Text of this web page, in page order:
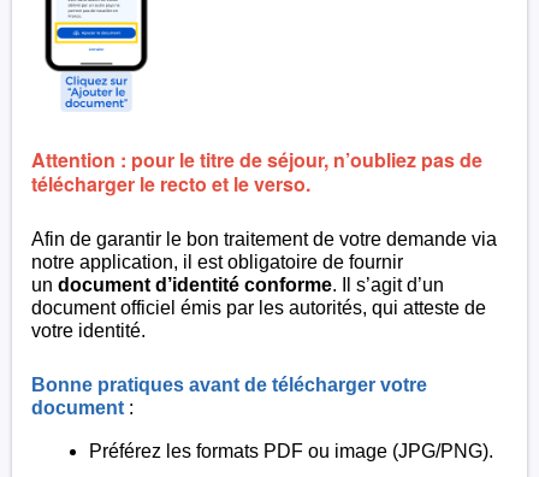
Attention : pour le titre de séjour, n’oubliez pas de
télécharger le recto et le verso.
Afin de garantir le bon traitement de votre demande via
notre application, il est obligatoire de fournir
un document d’identité conforme. Il s’agit d’un
document officiel émis par les autorités, qui atteste de
votre identité.
Bonne pratiques avant de télécharger votre
document :
Préférez les formats PDF ou image (JPG/PNG).